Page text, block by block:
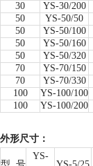
30
YS-30/200
50
YS-50/50
50
YS-50/100
50
YS-50/160
50
YS-50/320
70
YS-70/150
70
YS-70/330
100
YS-100/100
100
YS-100/200
外形尺寸：
YS-